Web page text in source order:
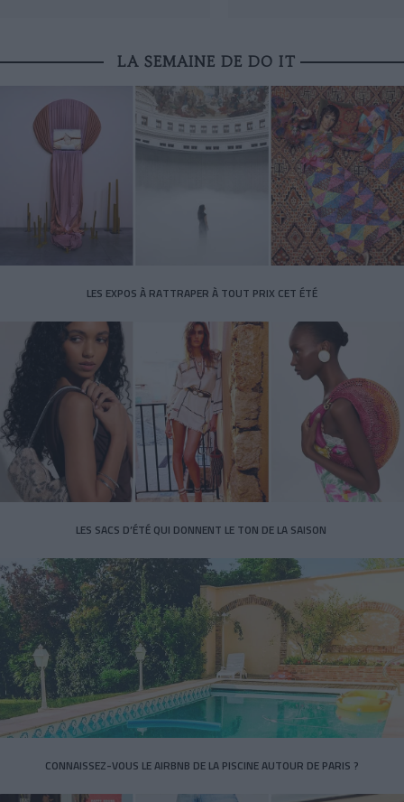
LA SEMAINE DE DO IT
LES EXPOS À RATTRAPER À TOUT PRIX CET ÉTÉ
LES SACS D’ÉTÉ QUI DONNENT LE TON DE LA SAISON
CONNAISSEZ-VOUS LE AIRBNB DE LA PISCINE AUTOUR DE PARIS ?